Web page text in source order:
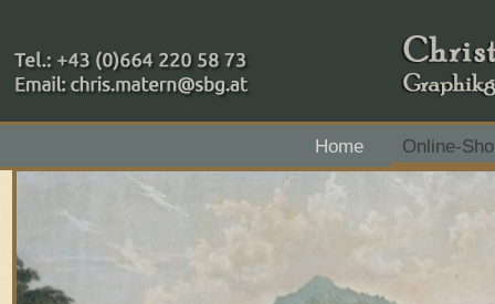
+43 (0)664 220 58 73
Home
Online-
Zahlungsmethoden: RAIBA - Flachgau Mitte - IBAN